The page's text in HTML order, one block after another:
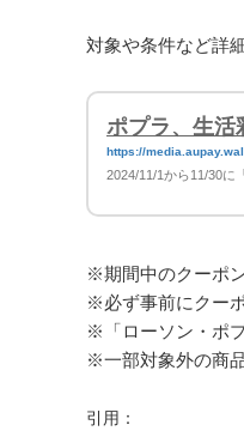
対象や条件など詳
ポプラ、生活
https://
2024/11/1から11/30に
※期間中のクーポ
※必ず事前にクー
※「ローソン・ポ
※一部対象外の商
引用：